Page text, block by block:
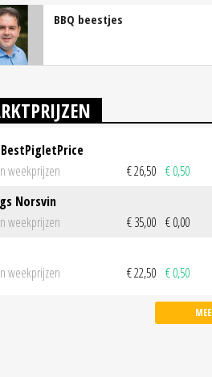
BBQ beestjes
BestPigletPrice
weekprijzen
€ 26,50 € 0,50
Norsvin
weekprijzen
€ 35,00 € 0,00
weekprijzen
€ 22,50 € 0,50